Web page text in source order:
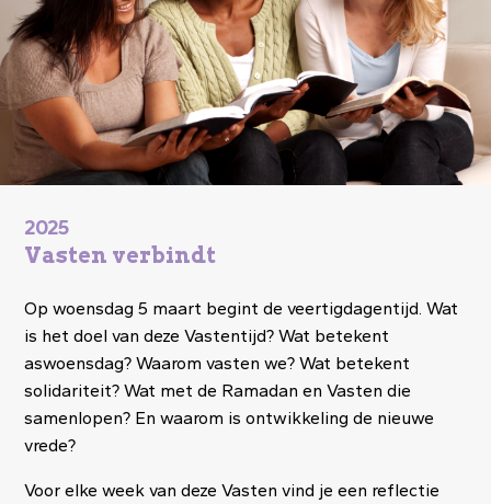
2025
Vasten verbindt
Op woensdag 5 maart begint de veertigdagentijd. Wat
is het doel van deze Vastentijd? Wat betekent
aswoensdag? Waarom vasten we? Wat betekent
solidariteit? Wat met de Ramadan en Vasten die
samenlopen? En waarom is ontwikkeling de nieuwe
vrede?
Voor elke week van deze Vasten vind je een reflectie